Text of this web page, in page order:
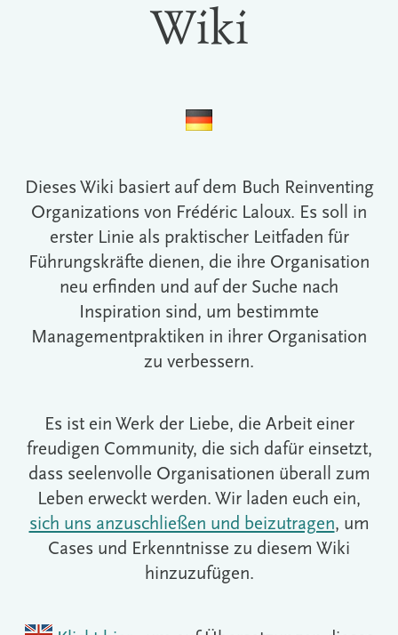
Wiki
Dieses Wiki basiert auf dem Buch Reinventing
Organizations von Frédéric Laloux. Es soll in
erster Linie als praktischer Leitfaden für
Führungskräfte dienen, die ihre Organisation
neu erfinden und auf der Suche nach
Inspiration sind, um bestimmte
Managementpraktiken in ihrer Organisation
zu verbessern.
Es ist ein Werk der Liebe, die Arbeit einer
freudigen Community, die sich dafür einsetzt,
dass seelenvolle Organisationen überall zum
Leben erweckt werden. Wir laden euch ein,
sich uns anzuschließen und beizutragen, um
Cases und Erkenntnisse zu diesem Wiki
hinzuzufügen.